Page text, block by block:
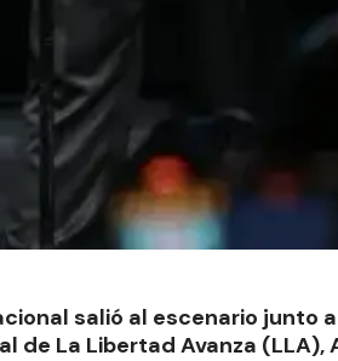
salió al escenario junto
de La Libertad Avanza (LLA),